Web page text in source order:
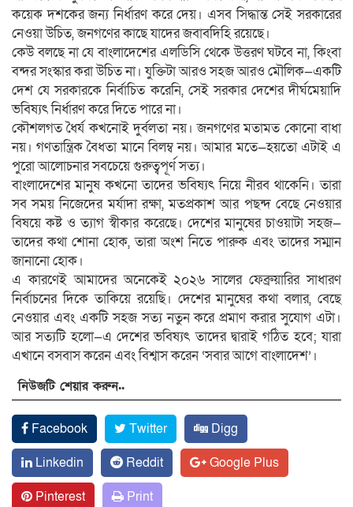
কয়েক দশকের জন্য নির্ধারণ করে দেয়। এসব সিদ্ধান্ত সেই সরকারের
নেওয়া উচিত, জনগণের কাছে যাদের জবাবদিহি রয়েছে।
কেউ বলছে না যে বাংলাদেশের এলডিসি থেকে উত্তরণ ঘটবে না, কিংবা
বন্দর সংস্কার করা উচিত না। যুক্তিটা আরও সহজ আরও মৌলিক—একটি
দেশ যে সরকারকে নির্বাচিত করেনি, সেই সরকার দেশের দীর্ঘমেয়াদি
ভবিষ্যৎ নির্ধারণ করে দিতে পারে না।
কৌশলগত ধৈর্য কখনোই দুর্বলতা নয়। জনগণের মতামত কোনো বাধা
নয়। গণতান্ত্রিক বৈধতা মানে বিলম্ব নয়। আমার মতে—হয়তো এটাই এ
পুরো আলোচনার সবচেয়ে গুরুত্বপূর্ণ সত্য।
বাংলাদেশের মানুষ কখনো তাদের ভবিষ্যৎ নিয়ে নীরব থাকেনি। তারা
সব সময় নিজেদের মর্যাদা রক্ষা, মতপ্রকাশ আর পছন্দ বেছে নেওয়ার
বিষয়ে কষ্ট ও ত্যাগ স্বীকার করেছে। দেশের মানুষের চাওয়াটা সহজ—
তাদের কথা শোনা হোক, তারা অংশ নিতে পারুক এবং তাদের সম্মান
জানানো হোক।
এ কারণেই আমাদের অনেকেই ২০২৬ সালের ফেব্রুয়ারির সাধারণ
নির্বাচনের দিকে তাকিয়ে রয়েছি। দেশের মানুষের কথা বলার, বেছে
নেওয়ার এবং একটি সহজ সত্য নতুন করে প্রমাণ করার সুযোগ এটা।
আর সত্যটি হলো—এ দেশের ভবিষ্যৎ তাদের দ্বারাই গঠিত হবে; যারা
এখানে বসবাস করেন এবং বিশ্বাস করেন ‘সবার আগে বাংলাদেশ’।
নিউজটি শেয়ার করুন..
Facebook Twitter
Digg
Linkedin
Reddit
Google Plus
Pinterest
Print